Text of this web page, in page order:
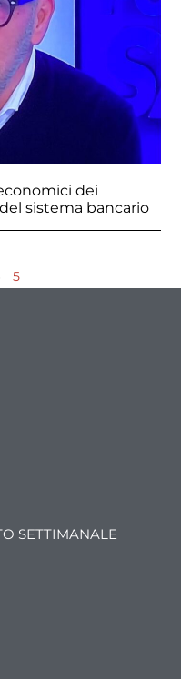
dei
sistema bancario
5
SETTIMANALE